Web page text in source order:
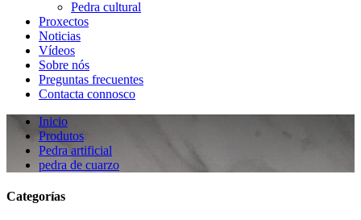
Pedra cultural
Proxectos
Noticias
Vídeos
Sobre nós
Preguntas frecuentes
Contacta connosco
Inicio
Produtos
Pedra artificial
pedra de cuarzo
Categorías